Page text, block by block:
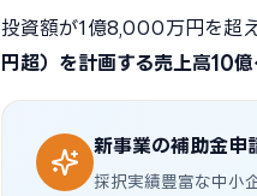
投資額が1億8,000万円を超
円超）を計画する売上高10
新事業の補助金申
採択実績豊富な中小